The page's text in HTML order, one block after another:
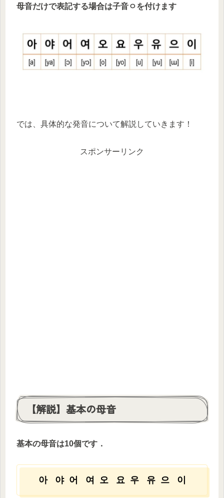
母音だけで表記する場合は子音ㅇを付けます
では、具体的な発音について解説していきます！
スポンサーリンク
【解説】基本の母音
基本の母音は10個です．
아 야 어 여 오 요 우 유 으 이